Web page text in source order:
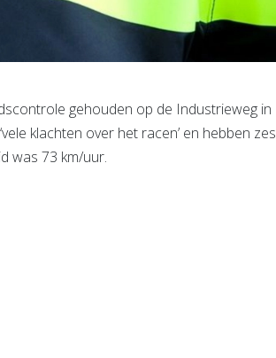
gehouden op de Industrieweg in
klachten over het racen’ en hebben zes
was 73 km/uur.